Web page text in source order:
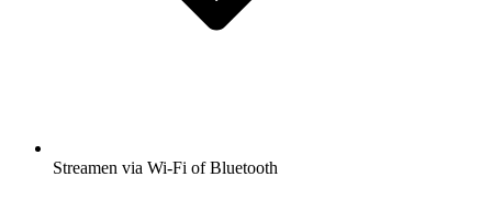
Streamen via Wi-Fi of Bluetooth